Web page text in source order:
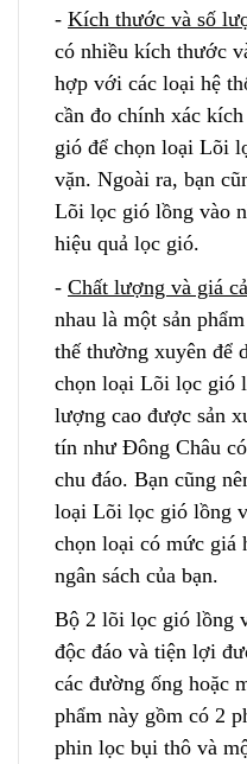
- Kích thước và số
có nhiều kích thước
hợp với các loại hệ
cần đo chính xác
gió để chọn loại Lõi
vặn. Ngoài ra, bạn
Lõi lọc gió lồng vào
hiệu quả lọc gió.
- Chất lượng và giá cả
nhau là một sản
thế thường xuyên để
chọn loại Lõi lọc gió
lượng cao được sản
tín như Đông Châu
chu đáo. Bạn cũng
loại Lõi lọc gió lồng
chọn loại có mức giá
ngân sách của bạn.
Bộ 2 lõi lọc gió lồng
độc đáo và tiện lợi
các đường ống hoặc
phẩm này gồm có 2
phin lọc bụi thô và